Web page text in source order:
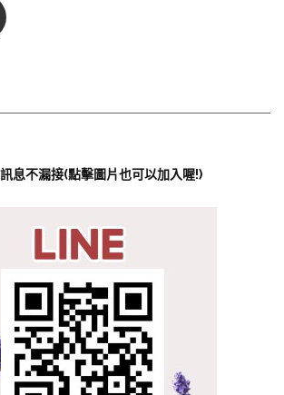
息不漏接(點擊圖片也可以加入喔!)